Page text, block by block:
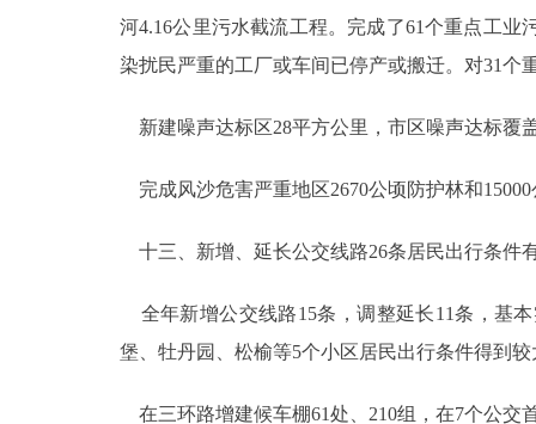
河4.16公里污水截流工程。完成了61个重点工
染扰民严重的工厂或车间已停产或搬迁。对31个
新建噪声达标区28平方公里，市区噪声达标覆
完成风沙危害严重地区2670公顷防护林和
十三、新增、延长公交线路26条居民出行条件
全年新增公交线路15条，调整延长11条，基
堡、牡丹园、松榆等5个小区居民出行条件得到
在三环路增建候车棚61处、210组，在7个公交